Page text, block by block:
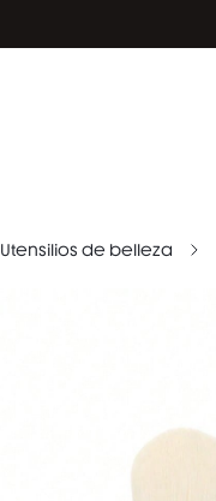
Utensilios de belleza